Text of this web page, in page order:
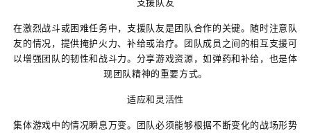
在激烈战斗或困难任务中，支援队友是团队合作的关键。随时注意队
友的情况，提供掩护火力、补给或治疗。团队成员之间的相互支援可
以增强团队的韧性和战斗力。分享游戏资源，如弹药和补给，也是体
现团队精神的重要方式。
适应和灵活性
集体游戏中的情况瞬息万变。团队必须能够根据不断变化的战场形势